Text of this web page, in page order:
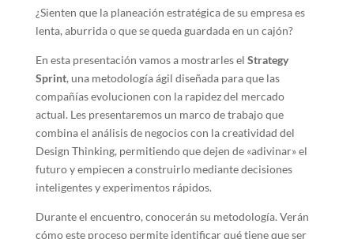
¿Sienten que la planeación estratégica de su empresa es
lenta, aburrida o que se queda guardada en un cajón?
En esta presentación vamos a mostrarles el Strategy
Sprint, una metodología ágil diseñada para que las
compañías evolucionen con la rapidez del mercado
actual. Les presentaremos un marco de trabajo que
combina el análisis de negocios con la creatividad del
Design Thinking, permitiendo que dejen de «adivinar» el
futuro y empiecen a construirlo mediante decisiones
inteligentes y experimentos rápidos.
Durante el encuentro, conocerán su metodología. Verán
cómo este proceso permite identificar qué tiene que ser